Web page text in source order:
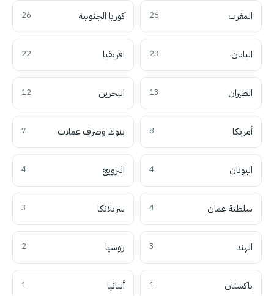
المغرب 26 كوريا الجنوبية 26
اليابان 23 افريقيا 22
الطيران 13 البحرين 12
أمريكا 8 بنوك وصرف عملات 7
اليونان 4 النرويج 4
سلطنة عمان 4 سريلانكا 3
الهند 3 روسيا 2
باكستان 1 ألبانيا 1